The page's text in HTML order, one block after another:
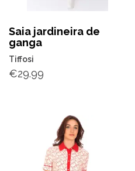
Saia jardineira de
ganga
Tiffosi
€29.99